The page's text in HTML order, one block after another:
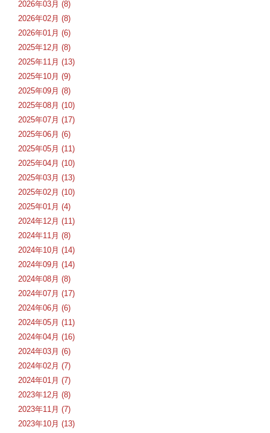
2026年03月 (8)
2026年02月 (8)
2026年01月 (6)
2025年12月 (8)
2025年11月 (13)
2025年10月 (9)
2025年09月 (8)
2025年08月 (10)
2025年07月 (17)
2025年06月 (6)
2025年05月 (11)
2025年04月 (10)
2025年03月 (13)
2025年02月 (10)
2025年01月 (4)
2024年12月 (11)
2024年11月 (8)
2024年10月 (14)
2024年09月 (14)
2024年08月 (8)
2024年07月 (17)
2024年06月 (6)
2024年05月 (11)
2024年04月 (16)
2024年03月 (6)
2024年02月 (7)
2024年01月 (7)
2023年12月 (8)
2023年11月 (7)
2023年10月 (13)